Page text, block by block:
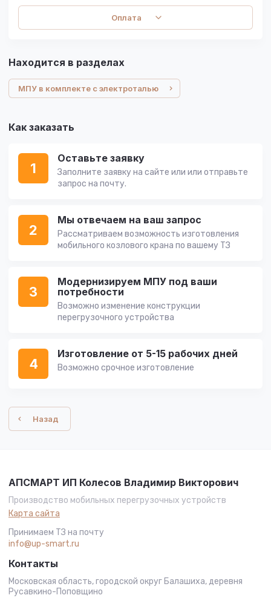
Оплата
Находится в разделах
МПУ в комплекте с электроталью
Как заказать
1
Оставьте заявку
Заполните заявку на сайте или или отправьте
запрос на почту.
2
Мы отвечаем на ваш запрос
Рассматриваем возможность изготовления
мобильного козлового крана по вашему ТЗ
3
Модернизируем МПУ под ваши
потребности
Возможно изменение конструкции
перегрузочного устройства
4
Изготовление от 5-15 рабочих дней
Возможно срочное изготовление
Назад
АПСМАРТ ИП Колесов Владимир Викторович
Производство мобильных перегрузочных устройств
Карта сайта
Принимаем ТЗ на почту
info@up-smart.ru
Контакты
Московская область, городской округ Балашиха, деревня
Русавкино-Поповщино